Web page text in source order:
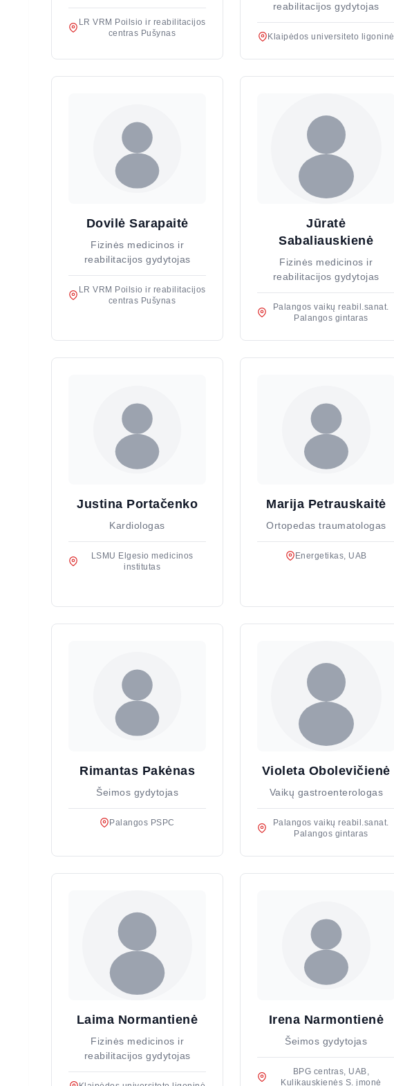
LR VRM Poilsio ir reabilitacijos
centras Pušynas
reabilitacijos gydytojas
Klaipėdos universiteto ligoninė
Dovilė Sarapaitė
Fizinės medicinos ir
reabilitacijos gydytojas
LR VRM Poilsio ir reabilitacijos
centras Pušynas
Jūratė
Sabaliauskienė
Fizinės medicinos ir
reabilitacijos gydytojas
Palangos vaikų reabil.sanat.
Palangos gintaras
Justina Portačenko
Kardiologas
LSMU Elgesio medicinos
institutas
Marija Petrauskaitė
Ortopedas traumatologas
Energetikas, UAB
Rimantas Pakėnas
Šeimos gydytojas
Palangos PSPC
Violeta Obolevičienė
Vaikų gastroenterologas
Palangos vaikų reabil.sanat.
Palangos gintaras
Laima Normantienė
Fizinės medicinos ir
reabilitacijos gydytojas
Irena Narmontienė
Šeimos gydytojas
BPG centras, UAB,
Kulikauskienės S. įmonė